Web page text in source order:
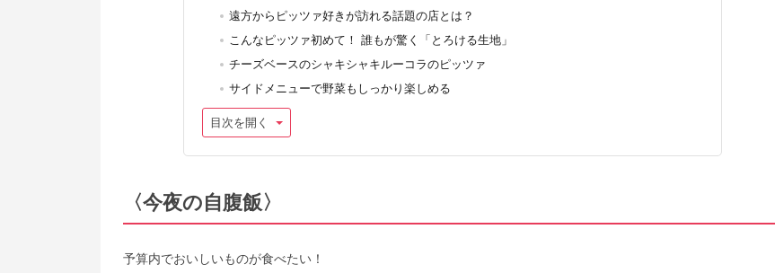
遠方からピッツァ好きが訪れる話題の店とは？
こんなピッツァ初めて！ 誰もが驚く「とろける生地」
チーズベースのシャキシャキルーコラのピッツァ
サイドメニューで野菜もしっかり楽しめる
目次を開く
〈今夜の自腹飯〉
予算内でおいしいものが食べたい！